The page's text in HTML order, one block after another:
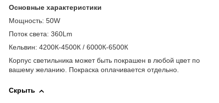
Основные характеристики
Мощность: 50W
Поток света: 360Lm
Кельвин: 4200К-4500К / 6000К-6500К
Корпус светильника может быть покрашен в любой цвет по
вашему желанию. Покраска оплачивается отдельно.
Скрыть